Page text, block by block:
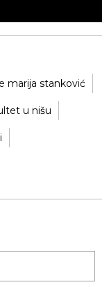
marija stanković
u nišu